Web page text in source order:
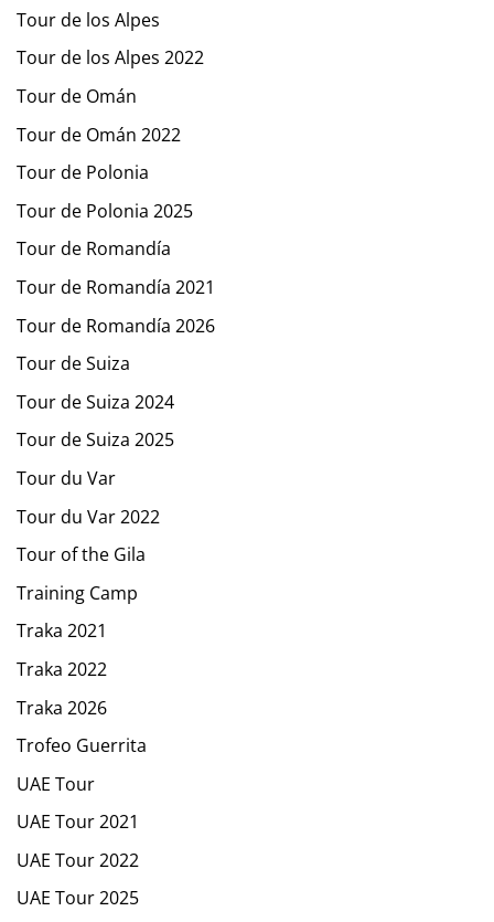
Tour de los Alpes
Tour de los Alpes 2022
Tour de Omán
Tour de Omán 2022
Tour de Polonia
Tour de Polonia 2025
Tour de Romandía
Tour de Romandía 2021
Tour de Romandía 2026
Tour de Suiza
Tour de Suiza 2024
Tour de Suiza 2025
Tour du Var
Tour du Var 2022
Tour of the Gila
Training Camp
Traka 2021
Traka 2022
Traka 2026
Trofeo Guerrita
UAE Tour
UAE Tour 2021
UAE Tour 2022
UAE Tour 2025